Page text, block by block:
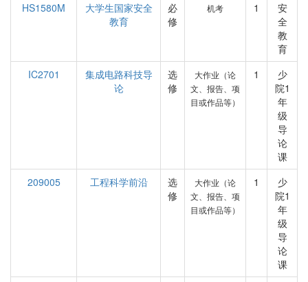
HS1580M
大学生国家安全
教育
必
修
机考 1
安
全
教
育
IC2701
集成电路科技导
论
选
修
大作业（论
文、报告、项
目或作品等）
1
少
院1
年
级
导
论
课
209005
工程科学前沿
选
修
大作业（论
文、报告、项
目或作品等）
1
少
院1
年
级
导
论
课